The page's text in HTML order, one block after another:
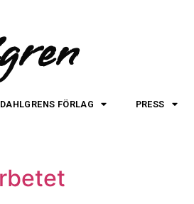
DAHLGRENS FÖRLAG PRESS